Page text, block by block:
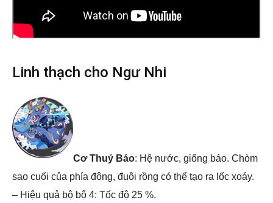
Linh thạch cho Ngư Nhi
Cơ Thuỷ Báo: Hệ nước, giống báo. Chòm
sao cuối của phía đông, đuôi rồng có thể tạo ra lốc xoáy.
– Hiệu quả bộ bộ 4: Tốc độ 25 %.